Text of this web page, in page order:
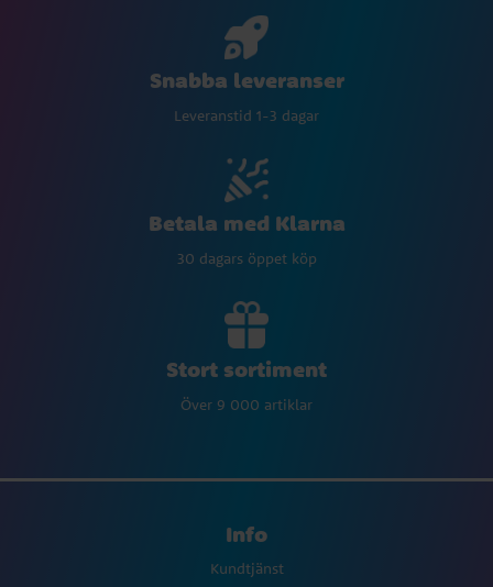
Snabba leveranser
Leveranstid 1-3 dagar
Betala med Klarna
30 dagars öppet köp
Stort sortiment
Över 9 000 artiklar
Info
Kundtjänst